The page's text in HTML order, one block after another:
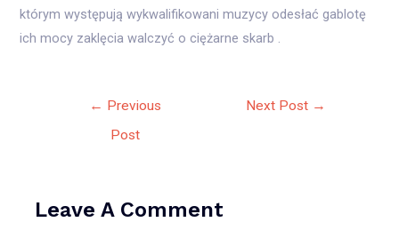
którym występują wykwalifikowani muzycy odesłać gablotę
ich mocy zaklęcia walczyć o ciężarne skarb .
← Previous
Post
Next Post →
Leave A Comment